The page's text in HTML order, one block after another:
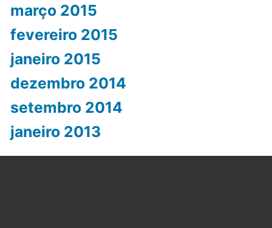
março 2015
fevereiro 2015
janeiro 2015
dezembro 2014
setembro 2014
janeiro 2013